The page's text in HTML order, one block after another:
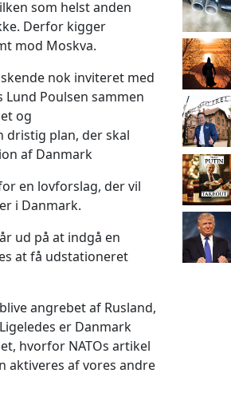
som helst anden
Derfor kigger
mod Moskva.
nok inviteret med
Poulsen sammen
og
dristig plan, der skal
af Danmark
en lovforslag, der vil
i Danmark.
ud på at indgå en
at få udstationeret
angrebet af Rusland,
er Danmark
hvorfor NATOs artikel
aktiveres af vores andre